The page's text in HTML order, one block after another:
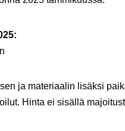
ja materiaalin lisäksi
Hinta ei sisällä